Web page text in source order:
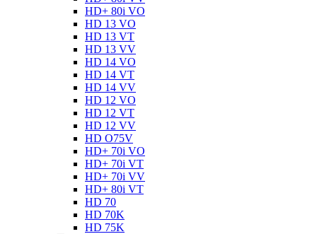
HD+ 80i VO
HD 13 VO
HD 13 VT
HD 13 VV
HD 14 VO
HD 14 VT
HD 14 VV
HD 12 VO
HD 12 VT
HD 12 VV
HD O75V
HD+ 70i VO
HD+ 70i VT
HD+ 70i VV
HD+ 80i VT
HD 70
HD 70K
HD 75K